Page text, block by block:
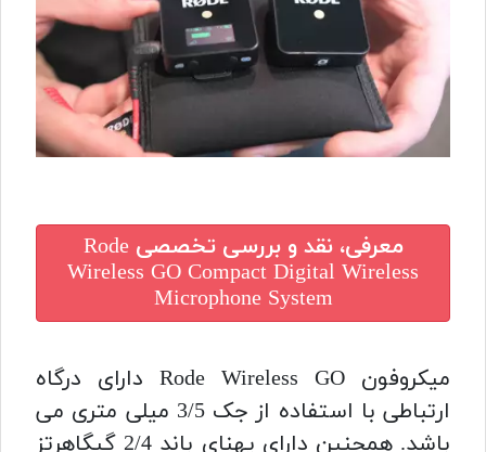
معرفی، نقد و بررسی تخصصیRode
Wireless GO Compact Digital Wireless
Microphone System
میکروفون Rode Wireless GO دارای درگاه
ارتباطی با استفاده از جک 3/5 میلی متری می
باشد. همچنین دارای پهنای باند 2/4 گیگاهرتز